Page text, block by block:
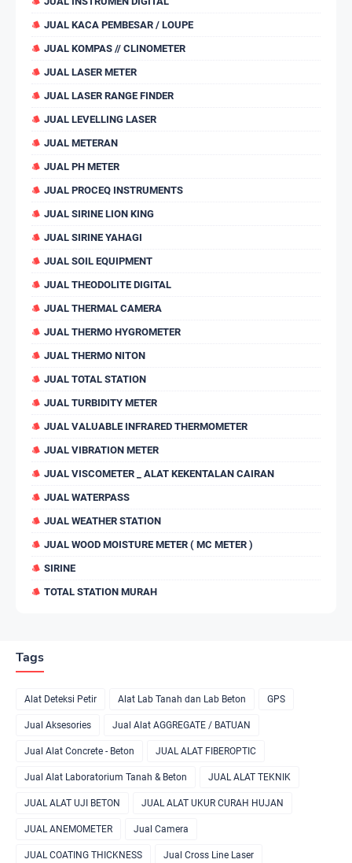
JUAL KACA PEMBESAR / LOUPE
JUAL KOMPAS // CLINOMETER
JUAL LASER METER
JUAL LASER RANGE FINDER
JUAL LEVELLING LASER
JUAL METERAN
JUAL PH METER
JUAL PROCEQ INSTRUMENTS
JUAL SIRINE LION KING
JUAL SIRINE YAHAGI
JUAL SOIL EQUIPMENT
JUAL THEODOLITE DIGITAL
JUAL THERMAL CAMERA
JUAL THERMO HYGROMETER
JUAL THERMO NITON
JUAL TOTAL STATION
JUAL TURBIDITY METER
JUAL VALUABLE INFRARED THERMOMETER
JUAL VIBRATION METER
JUAL VISCOMETER _ ALAT KEKENTALAN CAIRAN
JUAL WATERPASS
JUAL WEATHER STATION
JUAL WOOD MOISTURE METER ( MC METER )
SIRINE
TOTAL STATION MURAH
Tags
Alat Deteksi Petir Alat Lab Tanah dan Lab Beton GPS
Jual Aksesories Jual Alat AGGREGATE / BATUAN
Jual Alat Concrete - Beton JUAL ALAT FIBEROPTIC
Jual Alat Laboratorium Tanah & Beton JUAL ALAT TEKNIK
JUAL ALAT UJI BETON JUAL ALAT UKUR CURAH HUJAN
JUAL ANEMOMETER Jual Camera
JUAL COATING THICKNESS Jual Cross Line Laser